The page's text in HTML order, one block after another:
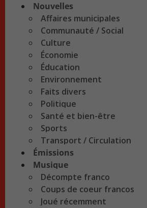
Nouvelles
Affaires municipales
Communauté / Social
Culture
Économie
Éducation
Environnement
Faits divers
Politique
Santé et bien-être
Sports
Transport / Circulation
Émissions
Musique
Décompte franco
Coups de coeur francos
Joué récemment